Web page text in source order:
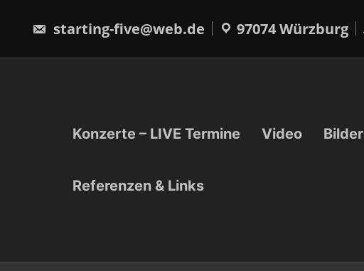
content
starting-five@web.de 97074 Würzburg
Konzerte – LIVE Termine Video Bilder
Referenzen & Links